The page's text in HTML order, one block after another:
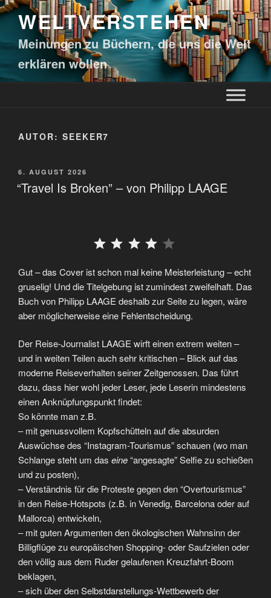
WELTVERSTEHEN
Meinungen zu Büchern, die uns die Welt
erklären wollen
AUTOR: SEEKER7
6. AUGUST 2026
“Travel Is Broken” – von Philipp LAAGE
Gut – das Cover ist schon mal keine Meisterleistung – echt
gruselig! Und die Titelgebung ist zumindest zweifelhaft. Das
Buch von Philipp LAAGE deshalb zur Seite zu legen, wäre
aber möglicherweise eine Fehlentscheidung.
Der Reise-Journalist LAAGE wirft einen extrem weiten –
und in weiten Teilen auch sehr kritischen – Blick auf das
moderne Reiseverhalten seiner Zeitgenossen. Das führt
dazu, dass hier wohl jeder Leser, jede Leserin mindestens
einen Anknüpfungspunkt findet:
So könnte man z.B.
– mit genussvollem Kopfschütteln auf die absurden
Auswüchse des “Instagram-Tourismus” schauen (wo man
Schlange steht um das eine“angesagte” Selfie zu schießen
und zu posten),
– Verständnis für die Proteste gegen den “Overtourismus”
in den Reise-Hotspots (z.B. in Venedig, Barcelona oder auf
Mallorca) entwickeln,
– mit guten Argumenten den ökologischen Wahnsinn der
Billigflüge zu europäischen Shopping- oder Saufzielen oder
den völlig aus dem Ruder gelaufenen Kreuzfahrt-Boom
beklagen,
– sich über den Selbstdarstellungs-Wettbewerb der